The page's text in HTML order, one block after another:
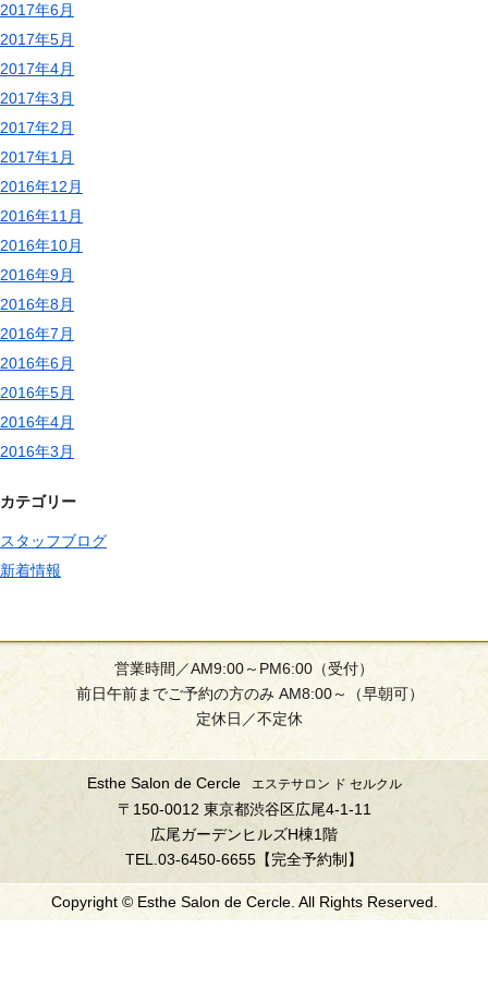
2017年6月
2017年5月
2017年4月
2017年3月
2017年2月
2017年1月
2016年12月
2016年11月
2016年10月
2016年9月
2016年8月
2016年7月
2016年6月
2016年5月
2016年4月
2016年3月
カテゴリー
スタッフブログ
新着情報
営業時間／AM9:00～PM6:00（受付）
前日午前までご予約の方のみ AM8:00～（早朝可）
定休日／不定休
Esthe Salon de Cercle エステサロン ド セルクル
〒150-0012 東京都渋谷区広尾4-1-11
広尾ガーデンヒルズH棟1階
TEL.03-6450-6655【完全予約制】
Copyright © Esthe Salon de Cercle. All Rights Reserved.